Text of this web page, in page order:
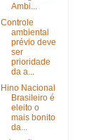
Ambi...
Controle
ambiental
prévio deve
ser
prioridade
da a...
Hino Nacional
Brasileiro é
eleito o
mais bonito
da...